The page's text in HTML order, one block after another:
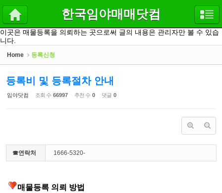
한국임야매매닷컴
이곳은 매물등록을 의뢰하는 곳으로써 글의 내용은 관리자만 볼 수 있습
니다.
Home 등록신청
등록비 및 등록절차 안내
임야닷컴 조회 수 66997 추천 수 0 댓글 0
☎연락처 1666-5320-
매물등록 의뢰 방법